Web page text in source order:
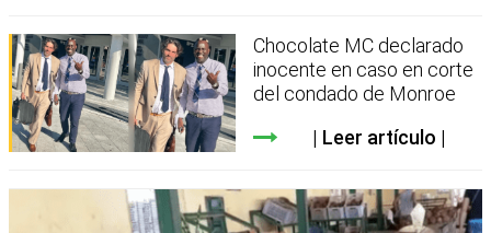
Chocolate MC declarado
inocente en caso en corte
del condado de Monroe
Leer artículo